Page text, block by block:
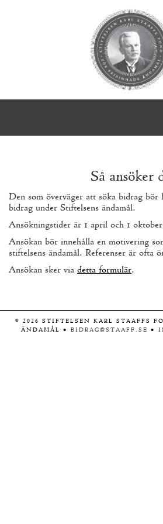
Så ansöker
Den som överväger att söka bidrag
bidrag under Stiftelsens ändamål.
Ansökningstider är 1 april och 1
Ansökan bör innehålla en motivering
stiftelsens ändamål. Referenser är ofta
Ansökan sker via detta formulär.
© 2026 STIFTELSEN KARL STAAFFS
ÄNDAMÅL • BIDRAG@STAAFF.SE •